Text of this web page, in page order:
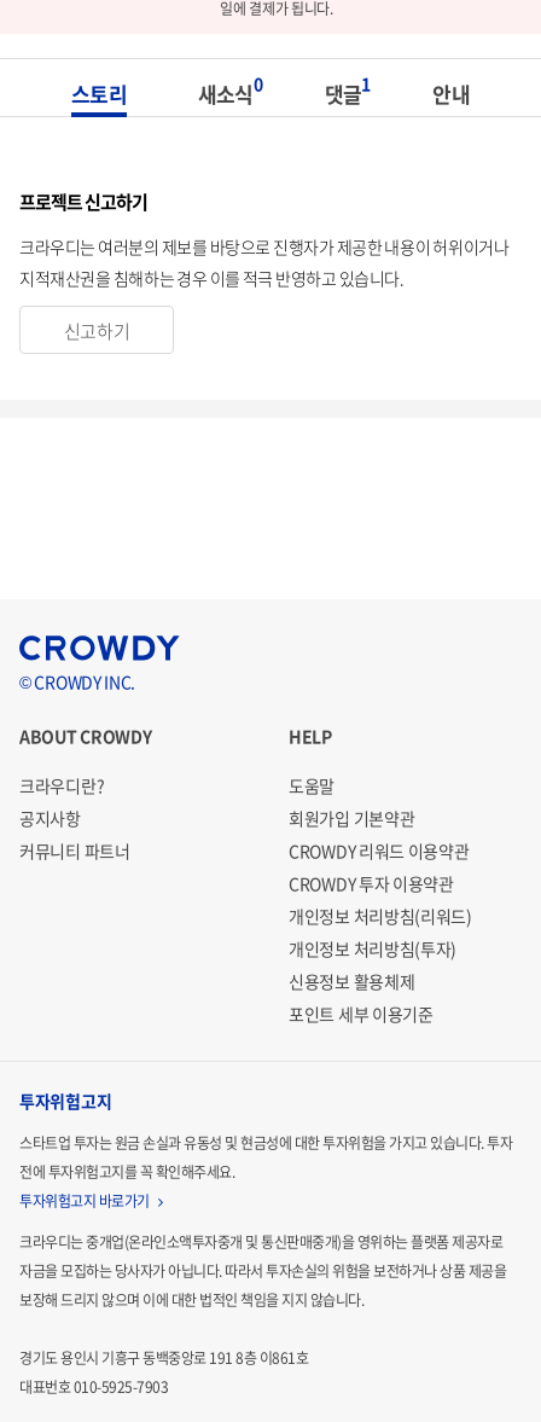
일에 결제가 됩니다.
스토리 새소식0 댓글1 안내
프로젝트 신고하기
크라우디는 여러분의 제보를 바탕으로 진행자가 제공한 내용이 허위이거나
지적재산권을 침해하는 경우 이를 적극 반영하고 있습니다.
신고하기
© CROWDY INC.
ABOUT CROWDY
크라우디란?
공지사항
커뮤니티 파트너
HELP
도움말
회원가입 기본약관
CROWDY 리워드 이용약관
CROWDY 투자 이용약관
개인정보 처리방침(리워드)
개인정보 처리방침(투자)
신용정보 활용체제
포인트 세부 이용기준
투자위험고지
스타트업 투자는 원금 손실과 유동성 및 현금성에 대한 투자위험을 가지고 있습니다.투자
전에 투자위험고지를 꼭 확인해주세요.
투자위험고지 바로가기
크라우디는 중개업(온라인소액투자중개 및 통신판매중개)을 영위하는 플랫폼 제공자로
자금을 모집하는당사자가 아닙니다. 따라서 투자손실의 위험을 보전하거나 상품 제공을
보장해 드리지 않으며 이에 대한 법적인 책임을 지지 않습니다.
경기도 용인시 기흥구 동백중앙로 191 8층 이861호
대표번호 010-5925-7903